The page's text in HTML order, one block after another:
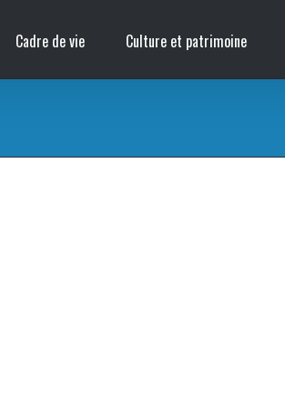
Cadre de vie Culture et patrimoine